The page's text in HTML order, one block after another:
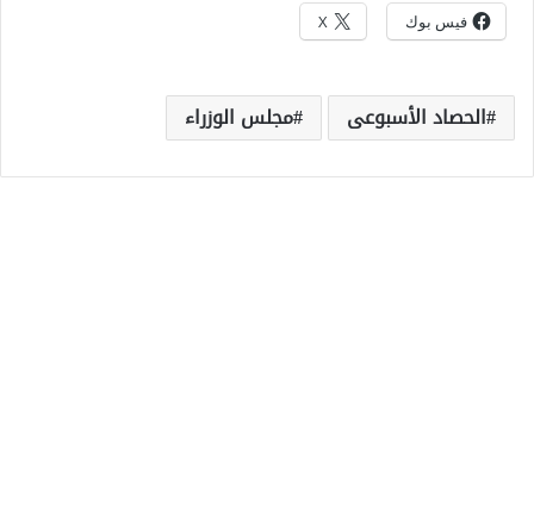
فيس بوك X
الحصاد الأسبوعى مجلس الوزراء